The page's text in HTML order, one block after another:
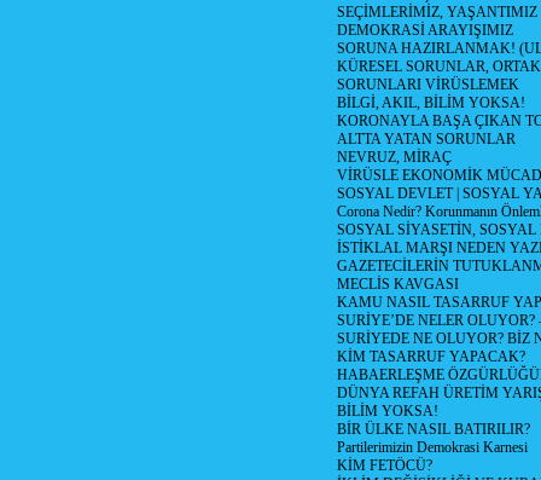
SEÇİMLERİMİZ, YAŞANTIMIZ
DEMOKRASİ ARAYIŞIMIZ
SORUNA HAZIRLANMAK!
KÜRESEL SORUNLAR,
SORUNLARI VİRÜSLEMEK
BİLGİ, AKIL, BİLİM YOKSA!
KORONAYLA BAŞA ÇIKAN
ALTTA YATAN SORUNLAR
NEVRUZ, MİRAÇ
VİRÜSLE EKONOMİK
SOSYAL DEVLET | SOSYAL
Corona Nedir? Korunmanın
SOSYAL SİYASETİN,
İSTİKLAL MARŞI NEDEN
GAZETECİLERİN
MECLİS KAVGASI
KAMU NASIL TASARRUF
SURİYE’DE NELER OLUYOR?
SURİYEDE NE OLUYOR? BİZ
KİM TASARRUF YAPACAK?
HABAERLEŞME
DÜNYA REFAH ÜRETİM
BİLİM YOKSA!
BİR ÜLKE NASIL BATIRILIR?
Partilerimizin Demokrasi Karnesi
KİM FETÖCÜ?